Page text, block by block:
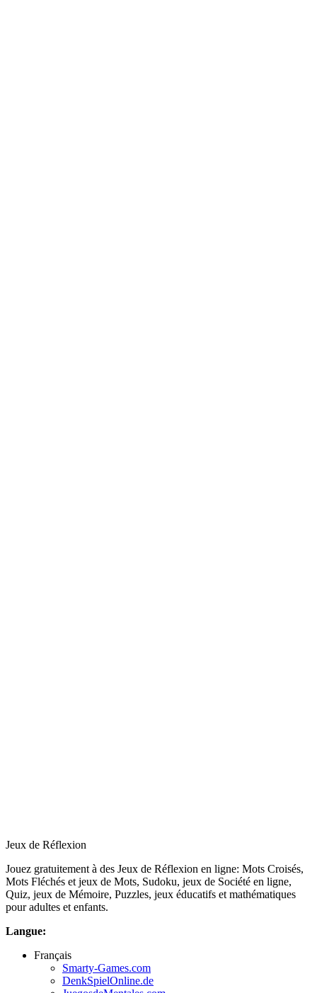
Jeux de Réflexion
Jouez gratuitement à des Jeux de Réflexion en ligne: Mots Croisés,
Mots Fléchés et jeux de Mots, Sudoku, jeux de Société en ligne,
Quiz, jeux de Mémoire, Puzzles, jeux éducatifs et mathématiques
pour adultes et enfants.
Langue:
Français
Smarty-Games.com
DenkSpielOnline.de